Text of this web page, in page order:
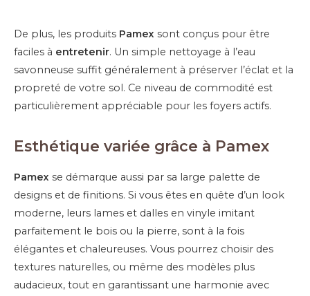
De plus, les produits Pamex sont conçus pour être
faciles à entretenir. Un simple nettoyage à l’eau
savonneuse suffit généralement à préserver l’éclat et la
propreté de votre sol. Ce niveau de commodité est
particulièrement appréciable pour les foyers actifs.
Esthétique variée grâce à Pamex
Pamex se démarque aussi par sa large palette de
designs et de finitions. Si vous êtes en quête d’un look
moderne, leurs lames et dalles en vinyle imitant
parfaitement le bois ou la pierre, sont à la fois
élégantes et chaleureuses. Vous pourrez choisir des
textures naturelles, ou même des modèles plus
audacieux, tout en garantissant une harmonie avec